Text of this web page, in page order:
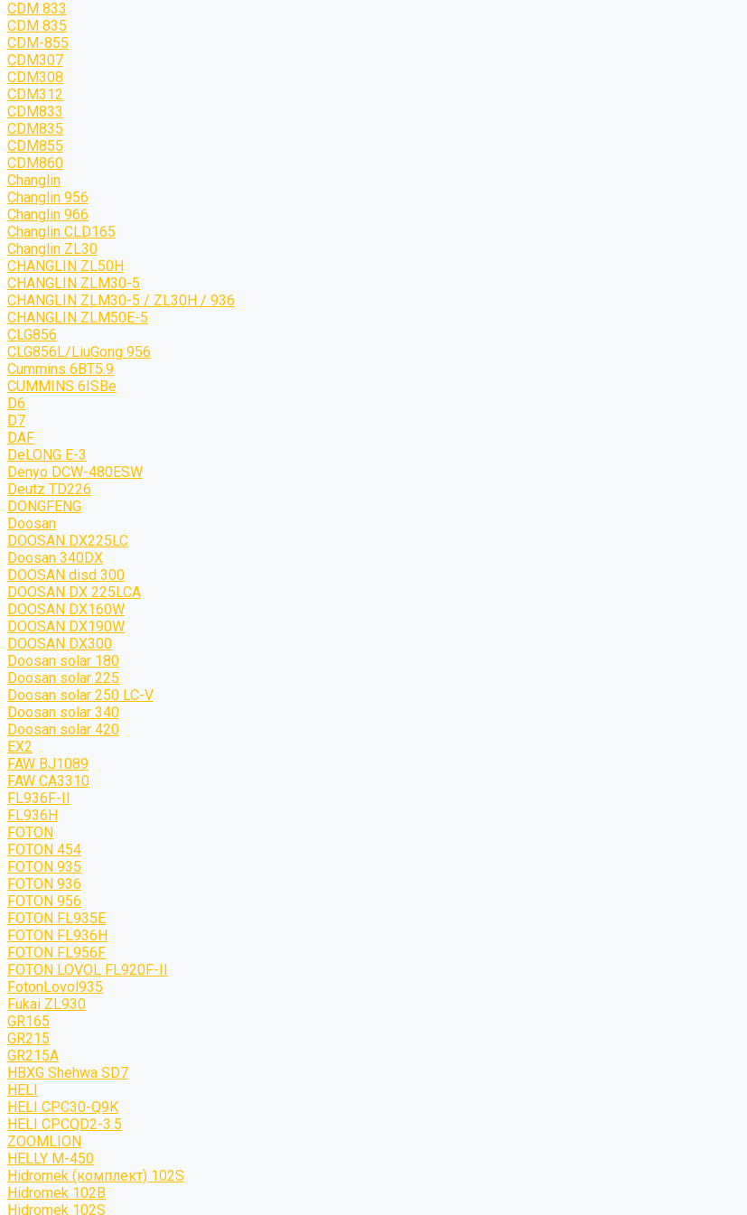
CDM 833
CDM 835
CDM-855
CDM307
CDM308
CDM312
CDM833
CDM835
CDM855
CDM860
Changlin
Changlin 956
Changlin 966
Changlin CLD165
Changlin ZL30
CHANGLIN ZL50H
CHANGLIN ZLM30-5
CHANGLIN ZLM30-5 / ZL30H / 936
CHANGLIN ZLM50E-5
CLG856
CLG856L/LiuGong 956
Cummins 6BT5.9
CUMMINS 6ISBe
D6
D7
DAF
DeLONG Е-3
Denyo DCW-480ESW
Deutz TD226
DONGFENG
Doosan
DOOSAN DX225LC
Doosan 340DX
DOOSAN disd 300
DOOSAN DX 225LCA
DOOSAN DX160W
DOOSAN DX190W
DOOSAN DX300
Doosan solar 180
Doosan solar 225
Doosan solar 250 LC-V
Doosan solar 340
Doosan solar 420
EX2
FAW BJ1089
FAW CA3310
FL936F-II
FL936H
FOTON
FOTON 454
FOTON 935
FOTON 936
FOTON 956
FOTON FL935E
FOTON FL936H
FOTON FL956F
FOTON LOVOL FL920F-II
FotonLovol935
Fukai ZL930
GR165
GR215
GR215A
HBXG Shehwa SD7
HELI
HELI CPC30-Q9K
HELI CPCQD2-3.5
ZOOMLION
HELLY M-450
Hidromek (комплект) 102S
Hidromek 102B
Hidromek 102S